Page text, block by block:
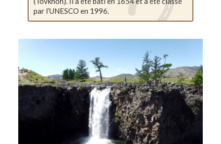
par l’UNESCO en 1996.